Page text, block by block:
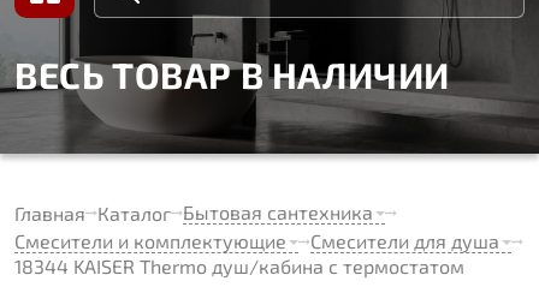
ВЕСЬ ТОВАР В НАЛИЧИИ
Главная Каталог Бытовая сантехника
Смесители и комплектующие
Смесители для душа
18344 KAISER Thermo душ/кабина с термостатом